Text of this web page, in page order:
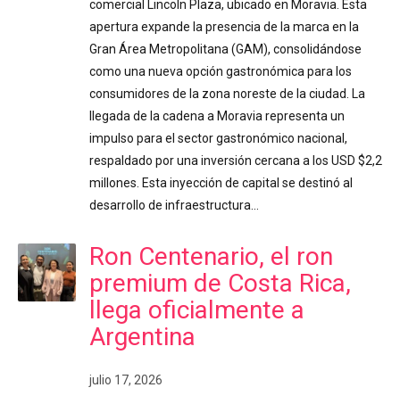
comercial Lincoln Plaza, ubicado en Moravia. Esta
apertura expande la presencia de la marca en la
Gran Área Metropolitana (GAM), consolidándose
como una nueva opción gastronómica para los
consumidores de la zona noreste de la ciudad. La
llegada de la cadena a Moravia representa un
impulso para el sector gastronómico nacional,
respaldado por una inversión cercana a los USD $2,2
millones. Esta inyección de capital se destinó al
desarrollo de infraestructura…
Ron Centenario, el ron
premium de Costa Rica,
llega oficialmente a
Argentina
julio 17, 2026